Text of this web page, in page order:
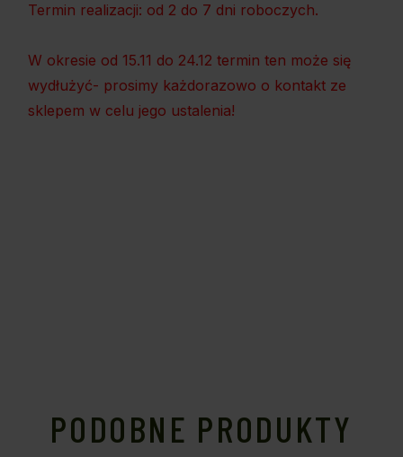
Termin realizacji: od 2 do 7 dni roboczych.
W okresie od 15.11 do 24.12 termin ten może się
wydłużyć- prosimy każdorazowo o kontakt ze
sklepem w celu jego ustalenia!
PODOBNE PRODUKTY